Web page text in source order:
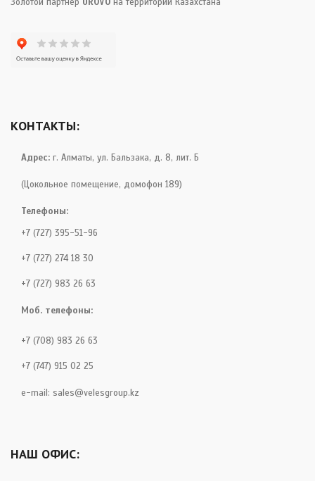
КОНТАКТЫ:
Адрес: г. Алматы, ул. Бальзака, д. 8, лит. Б
(Цокольное помещение, домофон 189)
Телефоны:
+7 (727) 395-51-96
+7 (727) 274 18 30
+7 (727) 983 26 63
Моб. телефоны:
+7 (708) 983 26 63
+7 (747) 915 02 25
e-mail: sales@velesgroup.kz
НАШ ОФИС: